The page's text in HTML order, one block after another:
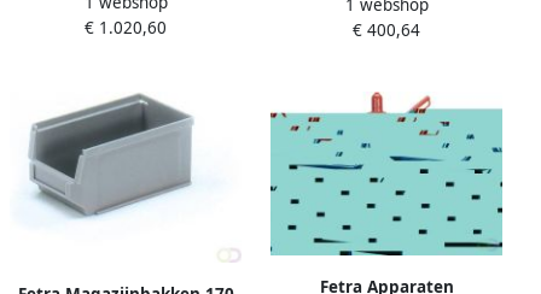
360 x 220 mm 12 ton
€ 1.020,60
Laadvlak 850 x 500 mm
1 webshop
€ 400,64
Fetra Apparaten